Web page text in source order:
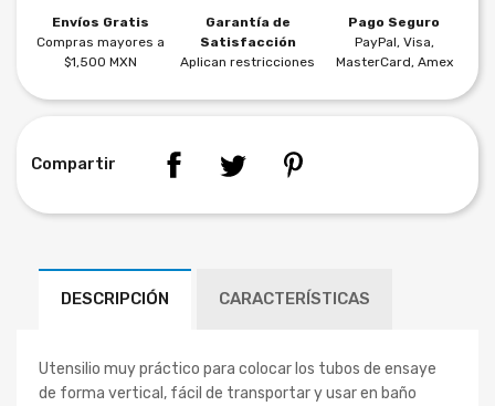
Envíos Gratis
Compras mayores a
$1,500 MXN
Garantía de
Satisfacción
Aplican restricciones
Pago Seguro
PayPal, Visa,
MasterCard, Amex
Compartir
DESCRIPCIÓN CARACTERÍSTICAS
Utensilio muy práctico para colocar los tubos de ensaye
de forma vertical, fácil de transportar y usar en baño